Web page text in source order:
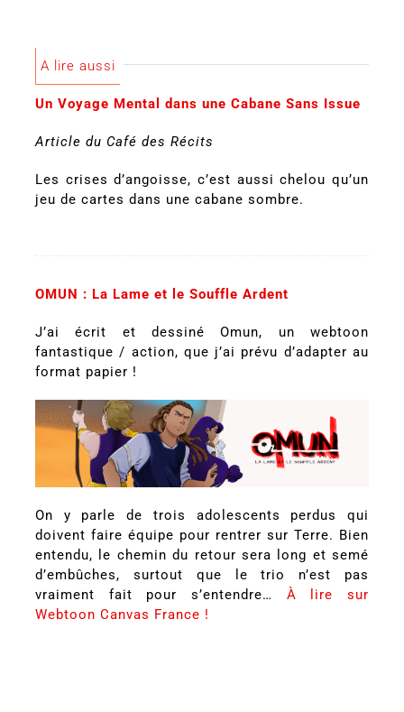
A lire aussi
Un Voyage Mental dans une Cabane Sans Issue
Article du Café des Récits
Les crises d’angoisse, c’est aussi chelou qu’un
jeu de cartes dans une cabane sombre.
OMUN : La Lame et le Souffle Ardent
J’ai écrit et dessiné Omun, un webtoon
fantastique / action, que j’ai prévu d’adapter au
format papier !
On y parle de trois adolescents perdus qui
doivent faire équipe pour rentrer sur Terre. Bien
entendu, le chemin du retour sera long et semé
d’embûches, surtout que le trio n’est pas
vraiment fait pour s’entendre… À lire sur
Webtoon Canvas France !